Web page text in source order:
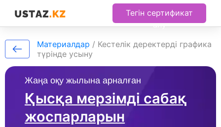
Тегін сертификат
алу
Жаңа оқу жылына арналған
Қысқа мерзімді сабақ
жоспарларын
Материалдар / Кестелік деректерді графика
түрінде усыну